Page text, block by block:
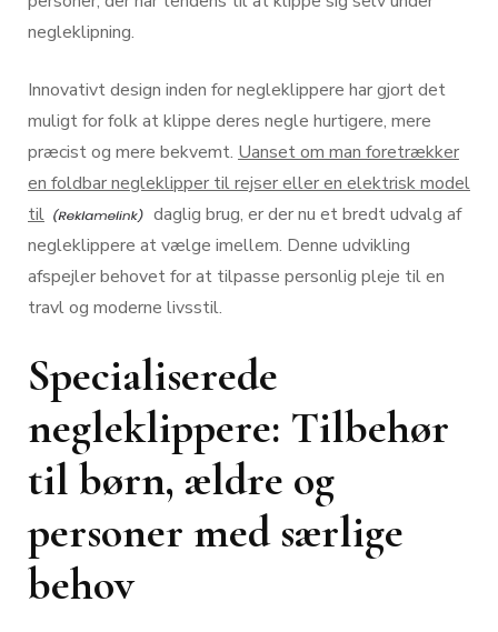
negleklipning.
Innovativt design inden for negleklippere har gjort det
muligt for folk at klippe deres negle hurtigere, mere
præcist og mere bekvemt. Uanset om man foretrækker
en foldbar negleklipper til rejser eller en elektrisk model
til
daglig brug, er der nu et bredt udvalg af
negleklippere at vælge imellem. Denne udvikling
afspejler behovet for at tilpasse personlig pleje til en
travl og moderne livsstil.
Specialiserede
negleklippere: Tilbehør
til børn, ældre og
personer med særlige
behov